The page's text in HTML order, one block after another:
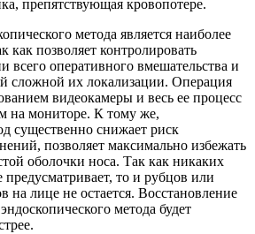
препятствующая кровопотере.
метода является наиболее
как позволяет контролировать
всего оперативного вмешательства и
сложной их локализации. Операция
видеокамеры и весь ее процесс
на мониторе. К тому же,
существенно снижает риск
позволяет максимально избежать
оболочки носа. Так как никаких
предусматривает, то и рубцов или
на лице не остается. Восстановление
метода будет